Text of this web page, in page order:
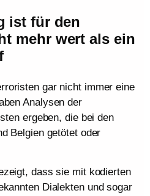
ist für den
mehr wert als ein
gar nicht immer eine
Analysen der
ergeben, die bei den
Belgien getötet oder
dass sie mit kodierten
Dialekten und sogar